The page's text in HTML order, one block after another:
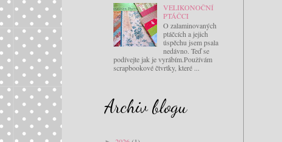
VELIKONOČNÍ
PTÁČCI
O zalaminovaných
ptáčcích a jejich
úspěchu jsem psala
nedávno. Teď se
podívejte jak je vyrábím.Používám
scrapbookové čtvrtky, které ...
Archiv blogu